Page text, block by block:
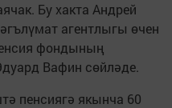
Бу хакта Андрей
агентлыгы өчен
фондының
Вафин сөйләде.
пенсиягә якынча 60